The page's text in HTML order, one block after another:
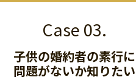
子供の婚約者の素行に
問題がないか知りたい